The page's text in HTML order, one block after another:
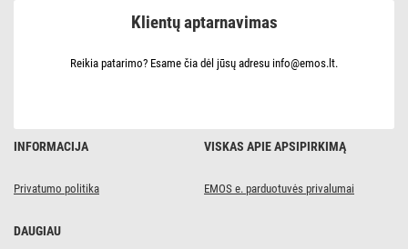
RGB
Zigbee
INFORMACIJA
Privatumo politika
VISKAS APIE APSIPIRKIMĄ
EMOS e. parduotuvės privalumai
DAUGIAU
Klientų aptarnavimas
Reikia patarimo? Esame čia dėl jūsų adresu info@emos.lt.